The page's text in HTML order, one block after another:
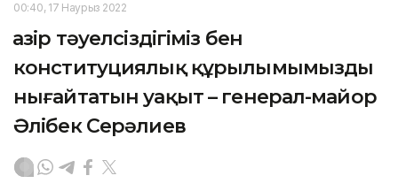
00:40, 17 Наурыз 2022
Қазір тәуелсіздігіміз бен
конституциялық құрылымымызды
нығайтатын уақыт – генерал-майор
Әлібек Серәлиев